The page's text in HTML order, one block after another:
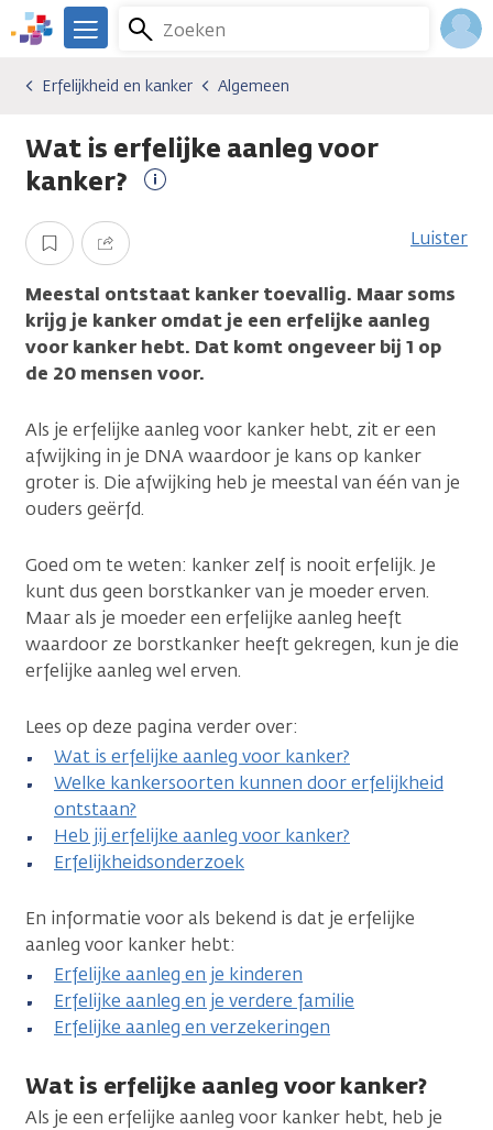
Overslaan
en
gaan
We
er
je.
Kanker.nl
Zoeken
Menu
Erfelijkheid en kanker
Erfelijkheid en kanker
Algemeen
Erfelijkheid en kanker Algemeen
Wat is erfelijke aanleg voor
kanker?
Opslaan Delen Luister
Meestal ontstaat kanker toevallig. Maar soms
krijg je kanker omdat je een erfelijke aanleg
voor kanker hebt. Dat komt ongeveer bij 1 op
de 20 mensen voor.
Als je erfelijke aanleg voor kanker hebt, zit er een
afwijking in je DNA waardoor je kans op kanker
groter is. Die afwijking heb je meestal van één van je
ouders geërfd.
Goed om te weten: kanker zelf is nooit erfelijk. Je
kunt dus geen borstkanker van je moeder erven.
Maar als je moeder een erfelijke aanleg heeft
waardoor ze borstkanker heeft gekregen, kun je die
erfelijke aanleg wel erven.
Lees op deze pagina verder over:
Wat is erfelijke aanleg voor kanker?
Welke kankersoorten kunnen door erfelijkheid
ontstaan?
Heb jij erfelijke aanleg voor kanker?
Erfelijkheidsonderzoek
En informatie voor als bekend is dat je erfelijke
aanleg voor kanker hebt:
Erfelijke aanleg en je kinderen
Erfelijke aanleg en je verdere familie
Erfelijke aanleg en verzekeringen
Wat is erfelijke aanleg voor kanker?
Als je een erfelijke aanleg voor kanker hebt, heb je